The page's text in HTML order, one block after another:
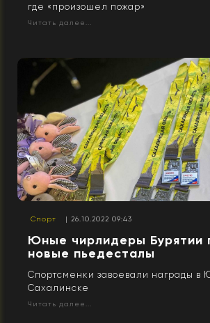
где «произошел пожар»
Читать далее...
Спорт | 26.10.2022 09:43
Юные чирлидеры Бурятии
новые пьедесталы
Спортсменки завоевали награды в
Сахалинске
Читать далее...